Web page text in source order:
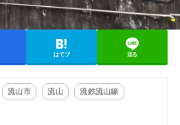
はてブ 送る
流山市 流山 流鉄流山線